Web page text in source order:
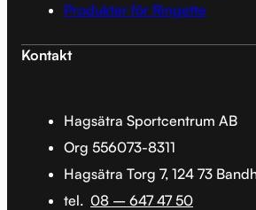
Produkter för Ringette
Kontakt
Hagsätra Sportcentrum AB
Org 556073-8311
Hagsätra Torg 7, 124 73
tel. 08 – 647 47 50